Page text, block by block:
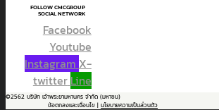
FOLLOW CMCGROUP
SOCIAL NETWORK
Facebook
Youtube
Instagram X-
twitter Line
©2562 บริษัท เจ้าพระยามหานคร จำกัด (มหาชน)
ข้อตกลงและเงื่อนไข | นโยบายความเป็นส่วนตัว